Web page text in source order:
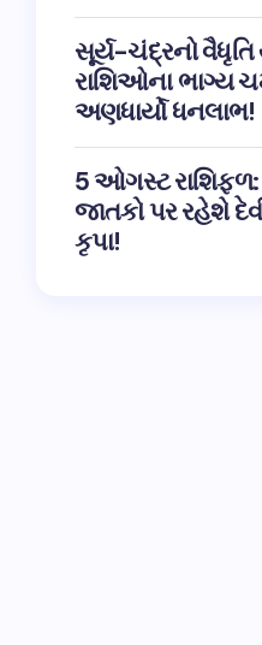
સૂર્ય-ચંદ્રનો
રાશિઓના ભાગ્ય
અણધાર્યો ધનલાભ!
5 ઓગસ્ટ
જાતકો પર રહેશે
કૃપા!